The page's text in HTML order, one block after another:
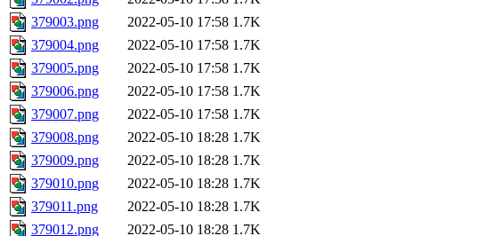
379003.png
2022-05-10 17:58 1.7K
379004.png
2022-05-10 17:58 1.7K
379005.png
2022-05-10 17:58 1.7K
379006.png
2022-05-10 17:58 1.7K
379007.png
2022-05-10 17:58 1.7K
379008.png
2022-05-10 18:28 1.7K
379009.png
2022-05-10 18:28 1.7K
379010.png
2022-05-10 18:28 1.7K
379011.png
2022-05-10 18:28 1.7K
379012.png
2022-05-10 18:28 1.7K